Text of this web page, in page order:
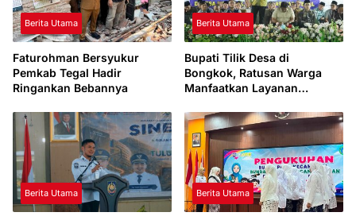
Berita Utama
Faturohman Bersyukur
Pemkab Tegal Hadir
Ringankan Bebannya
Berita Utama
Bupati Tilik Desa di
Bongkok, Ratusan Warga
Manfaatkan Layanan
Berita Utama Berita Utama